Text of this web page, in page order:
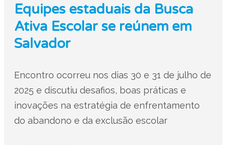
Equipes estaduais da Busca
Ativa Escolar se reúnem em
Salvador
Encontro ocorreu nos dias 30 e 31 de julho de
2025 e discutiu desafios, boas práticas e
inovações na estratégia de enfrentamento
do abandono e da exclusão escolar